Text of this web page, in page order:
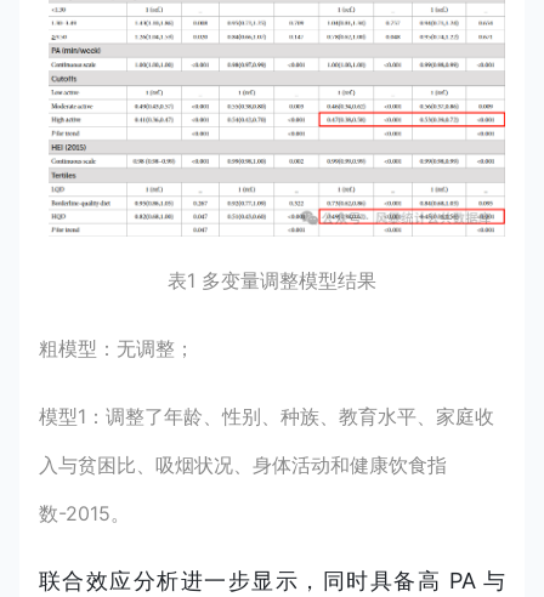
表1 多变量调整模型结果
粗模型：无调整；
模型1：调整了年龄、性别、种族、教育水平、家庭收
入与贫困比、吸烟状况、身体活动和健康饮食指
数-2015。
联合效应分析进一步显示，同时具备高 PA 与